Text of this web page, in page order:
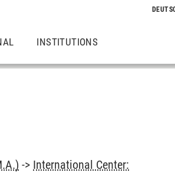
INSTITUTIONS
-> International Center: